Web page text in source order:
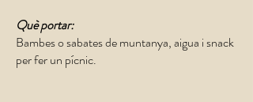
Què portar:
Bambes o sabates de muntanya, aigua i snack
per fer un pícnic.